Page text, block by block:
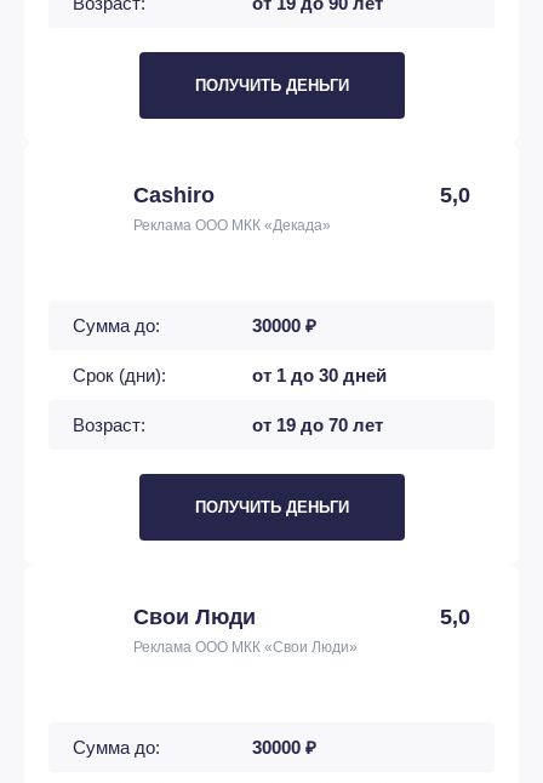
ПОЛУЧИТЬ ДЕНЬГИ
Cashiro 5,0
Реклама ООО МКК «Декада»
Сумма до: 30000 ₽
Срок (дни): от 1 до 30 дней
Возраст: от 19 до 70 лет
ПОЛУЧИТЬ ДЕНЬГИ
Свои Люди 5,0
Реклама ООО МКК «Свои Люди»
Сумма до: 30000 ₽